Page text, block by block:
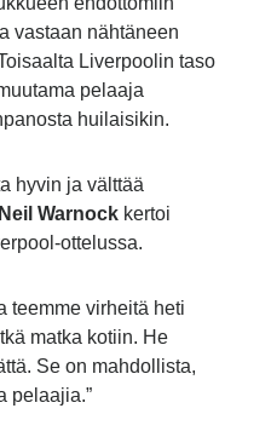
vastaan nähtäneen
Liverpoolin taso
pelaaja
huilaisikin.
hyvin ja välttää
Neil Warnock kertoi
ottelussa.
teemme virheitä heti
matka kotiin. He
Se on mahdollista,
pelaajia.”